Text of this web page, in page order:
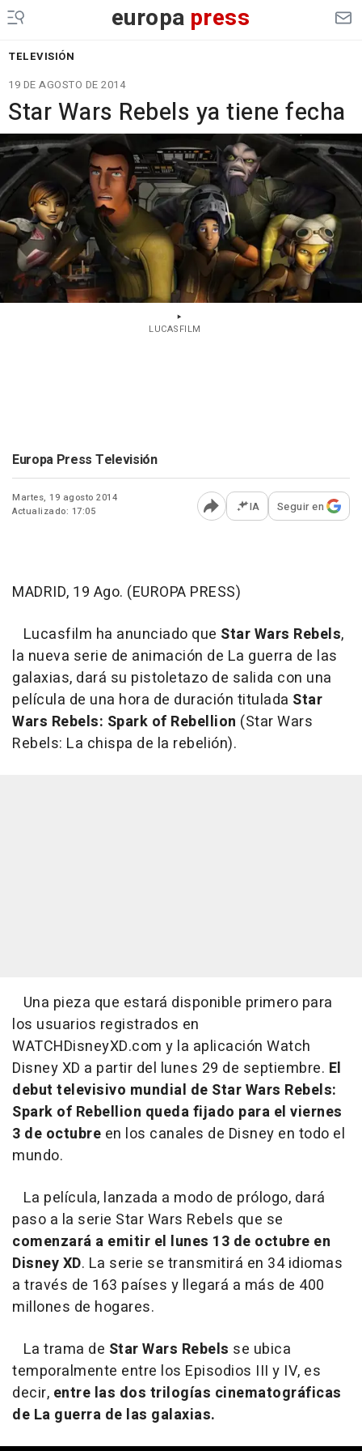
europa press
TELEVISIÓN
19 DE AGOSTO DE 2014
Star Wars Rebels ya tiene fecha
LUCASFILM
Europa Press Televisión
Martes, 19 agosto 2014
Actualizado: 17:05
Abrir opciones para
IA Seguir en
MADRID, 19 Ago. (EUROPA PRESS)
Lucasfilm ha anunciado que Star Wars Rebels,
la nueva serie de animación de La guerra de las
galaxias, dará su pistoletazo de salida con una
película de una hora de duración titulada Star
Wars Rebels: Spark of Rebellion (Star Wars
Rebels: La chispa de la rebelión).
Una pieza que estará disponible primero para
los usuarios registrados en
WATCHDisneyXD.com y la aplicación Watch
Disney XD a partir del lunes 29 de septiembre. El
debut televisivo mundial de Star Wars Rebels:
Spark of Rebellion queda fijado para el viernes
3 de octubre en los canales de Disney en todo el
mundo.
La película, lanzada a modo de prólogo, dará
paso a la serie Star Wars Rebels que se
comenzará a emitir el lunes 13 de octubre en
Disney XD. La serie se transmitirá en 34 idiomas
a través de 163 países y llegará a más de 400
millones de hogares.
La trama de Star Wars Rebels se ubica
temporalmente entre los Episodios III y IV, es
decir, entre las dos trilogías cinematográficas
de La guerra de las galaxias.